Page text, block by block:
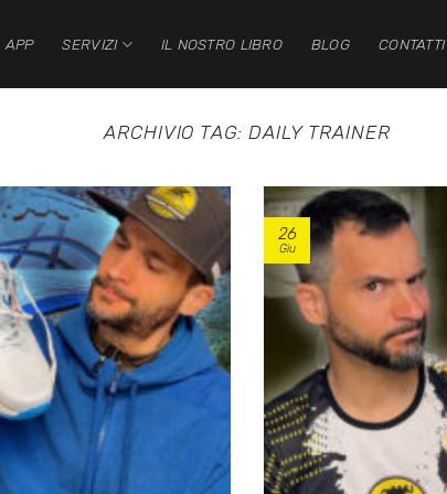
APP SERVIZI IL NOSTRO LIBRO BLOG CONTATTI
ARCHIVIO TAG:DAILY TRAINER
26
Giu